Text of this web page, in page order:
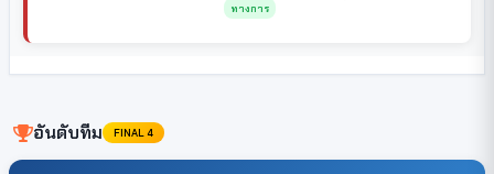
ทางการ
อันดับทีม FINAL 4